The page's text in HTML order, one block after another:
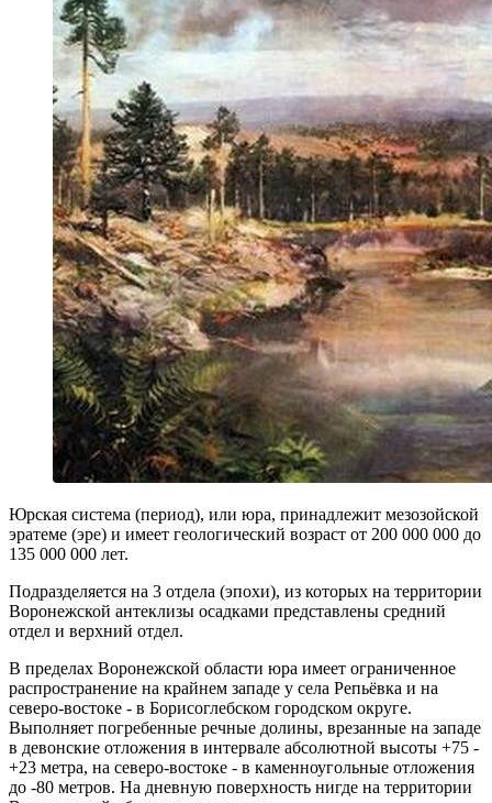
Юрская система (период), или юра, принадлежит мезозойской
эратеме (эре) и имеет геологический возраст от 200 000 000 до
135 000 000 лет.
Подразделяется на 3 отдела (эпохи), из которых на территории
Воронежской антеклизы осадками представлены средний
отдел и верхний отдел.
В пределах Воронежской области юра имеет ограниченное
распространение на крайнем западе у села Репьёвка и на
северо-востоке - в Борисоглебском городском округе.
Выполняет погребенные речные долины, врезанные на западе
в девонские отложения в интервале абсолютной высоты +75 -
+23 метра, на северо-востоке - в каменноугольные отложения
до -80 метров. На дневную поверхность нигде на территории